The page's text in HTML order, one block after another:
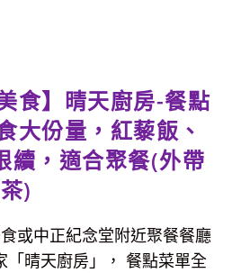
食】晴天廚房-餐點
大份量，紅藜飯、
續，適合聚餐(外帶
)
或中正紀念堂附近聚餐餐廳
「晴天廚房」， 餐點菜單全